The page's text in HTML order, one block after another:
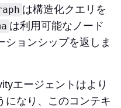
は構造化クエリを
は利用可能なノード
ションシップを返しま
エージェントはより
になり、このコンテキ